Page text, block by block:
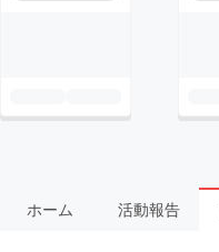
ホーム 活動報告